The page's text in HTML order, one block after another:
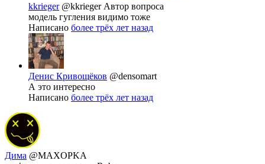
kkrieger @kkrieger Автор вопроса
модель гугления видимо тоже
Написано более трёх лет назад
Денис Кривощёков @densomart
А это интересно
Написано более трёх лет назад
Дима @MAXOPKA